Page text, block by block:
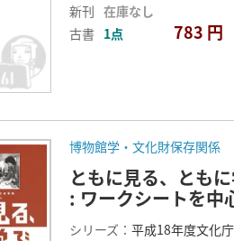
新刊 在庫なし
古書 1点 783 円
博物館学・文化財保存関係
ともに見る、とも
: ワークシートを中
シリーズ： 平成18年度文化